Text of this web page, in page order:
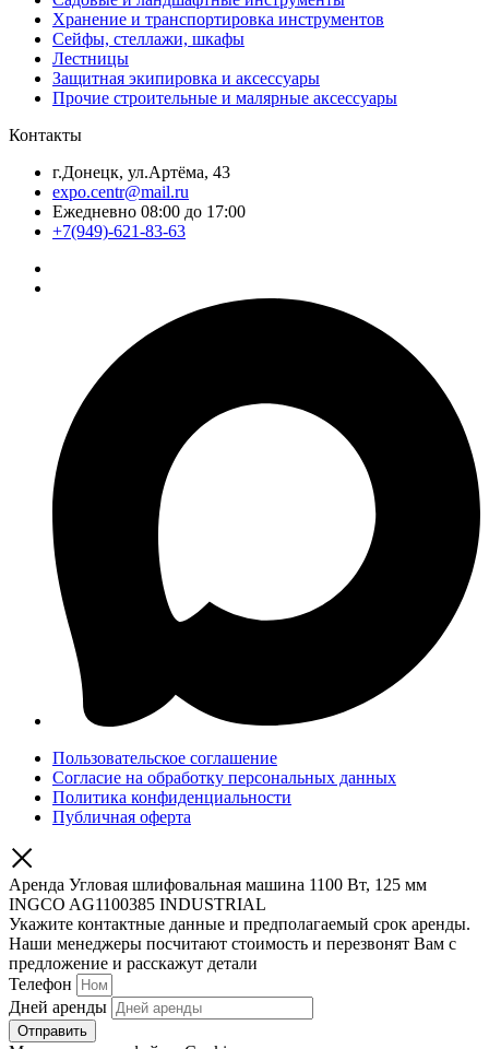
Хранение и транспортировка инструментов
Сейфы, стеллажи, шкафы
Лестницы
Защитная экипировка и аксессуары
Прочие строительные и малярные аксессуары
Контакты
г.Донецк, ул.Артёма, 43
expo.centr@mail.ru
Ежедневно 08:00 до 17:00
+7(949)-621-83-63
Пользовательское соглашение
Согласие на обработку персональных данных
Политика конфиденциальности
Публичная оферта
Аренда Угловая шлифовальная машина 1100 Вт, 125 мм
INGCO AG1100385 INDUSTRIAL
Укажите контактные данные и предполагаемый срок аренды.
Наши менеджеры посчитают стоимость и перезвонят Вам с
предложение и расскажут детали
Телефон
Дней аренды
Отправить